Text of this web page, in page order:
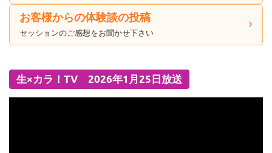
お客様からの体験談の投稿
セッションのご感想をお聞かせ下さい
生×カラ！TV 2026年1月25日放送